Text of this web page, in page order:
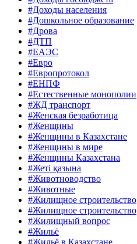
#Доходы населения
#Дошкольное образование
#Дрова
#ДТП
#ЕАЭС
#Евро
#Европротокол
#ЕНПФ
#Естественные монополии
#ЖД транспорт
#Женская безработица
#Женщины
#Женщины в Казахстане
#Женщины в мире
#Женщины Казахстана
#Жеті қазына
#Животноводство
#Животные
#Жилищное строительство
#Жилищное строительство
#Жилищный вопрос
#Жильё